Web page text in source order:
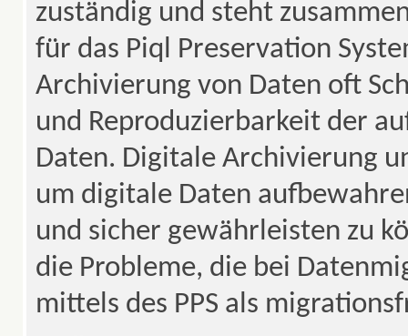
zuständig und steht
für das Piql Preservation
Archivierung von Daten oft
und Reproduzierbarkeit der
Daten. Digitale Archivierung
um digitale Daten
und sicher gewährleisten zu
die Probleme, die bei
mittels des PPS als